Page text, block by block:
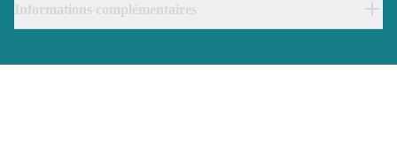
Informations complémentaires